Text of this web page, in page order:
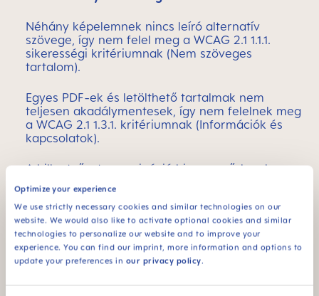
Optimize your experience
We use strictly necessary cookies and similar technologies on our
website. We would also like to activate optional cookies and similar
technologies to personalize our website and to improve your
experience. You can find our imprint, more information and options to
update your preferences in our privacy policy.
Néhány képelemnek nincs leíró alternatív
szövege, így nem felel meg a WCAG 2.1 1.1.1.
sikerességi kritériumnak (Nem szöveges
tartalom).
Egyes PDF-ek és letölthető tartalmak nem
teljesen akadálymentesek, így nem felelnek meg
a WCAG 2.1 1.3.1. kritériumnak (Információk és
kapcsolatok).
A billentyűzetes navigáció bizonyos űrlapokon
vagy dinamikus elemeknél korlátozott lehet, így
nem felel meg a WCAG 2.1 2.1.1. kritériumnak
(Billentyűzet).
A termékoldalakon a színkontraszt nem biztos,
hogy teljesen megfelel a Technikai
szabványoknak.